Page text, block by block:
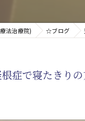
法治療院) ☆ブログ
症で寝たきり